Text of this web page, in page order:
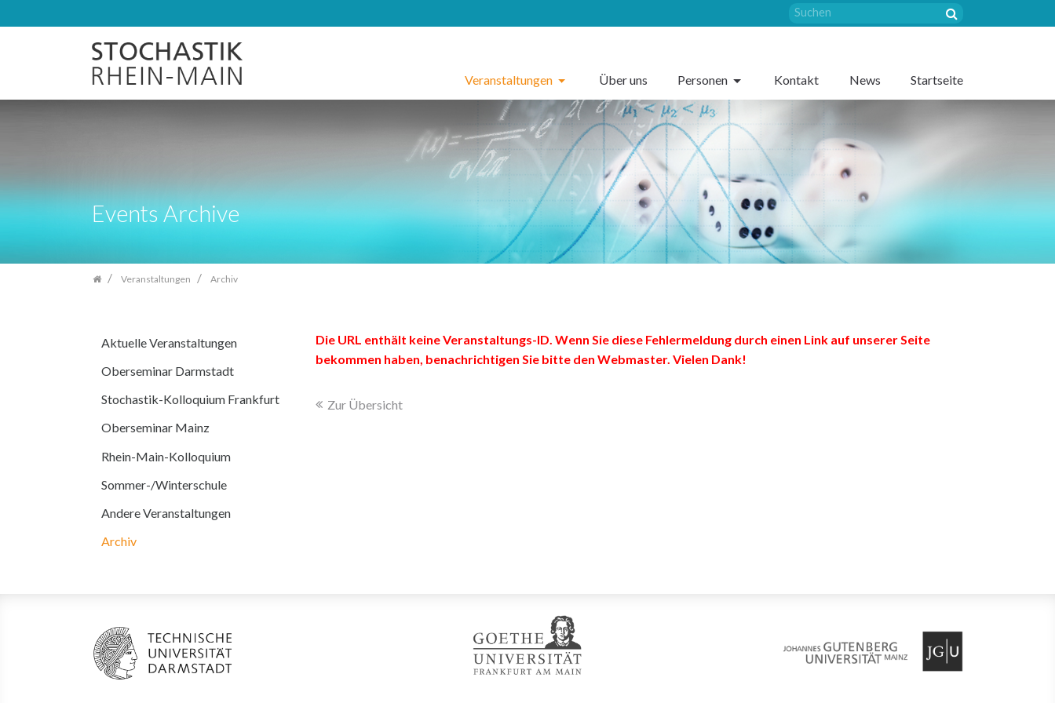
Inhalt
Veranstaltungen Über uns Personen Kontakt News Startseite
Events Archive
Veranstaltungen Archiv
Aktuelle Veranstaltungen
Oberseminar Darmstadt
Stochastik-Kolloquium Frankfurt
Oberseminar Mainz
Rhein-Main-Kolloquium
Sommer-/Winterschule
Andere Veranstaltungen
Archiv
Die URL enthält keine Veranstaltungs-ID. Wenn Sie diese Fehlermeldung durch einen Link auf unserer Seite
bekommen haben, benachrichtigen Sie bitte den Webmaster. Vielen Dank!
Zur Übersicht